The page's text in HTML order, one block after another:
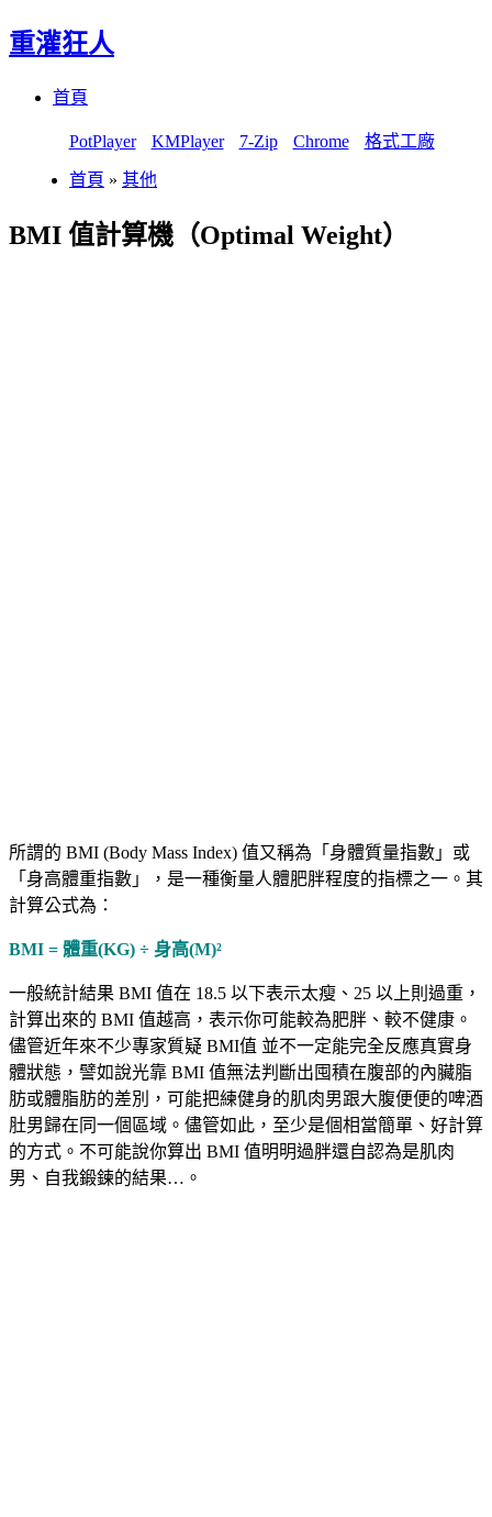
重灌狂人
首頁
PotPlayer KMPlayer 7-Zip Chrome 格式工廠
首頁 » 其他
BMI 值計算機（Optimal Weight）
所謂的 BMI (Body Mass Index) 值又稱為「身體質量指數」或
「身高體重指數」，是一種衡量人體肥胖程度的指標之一。其
計算公式為：
BMI = 體重(KG) ÷ 身高(M)²
一般統計結果 BMI 值在 18.5 以下表示太瘦、25 以上則過重，
計算出來的 BMI 值越高，表示你可能較為肥胖、較不健康。
儘管近年來不少專家質疑 BMI值 並不一定能完全反應真實身
體狀態，譬如說光靠 BMI 值無法判斷出囤積在腹部的內臟脂
肪或體脂肪的差別，可能把練健身的肌肉男跟大腹便便的啤酒
肚男歸在同一個區域。儘管如此，至少是個相當簡單、好計算
的方式。不可能說你算出 BMI 值明明過胖還自認為是肌肉
男、自我鍛鍊的結果…。